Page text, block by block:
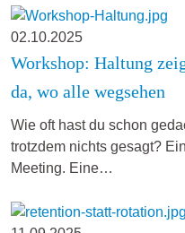
02.10.2025
Workshop: Haltung
da, wo alle wegsehen
Wie oft hast du schon
trotzdem nichts gesagt?
Meeting. Eine…